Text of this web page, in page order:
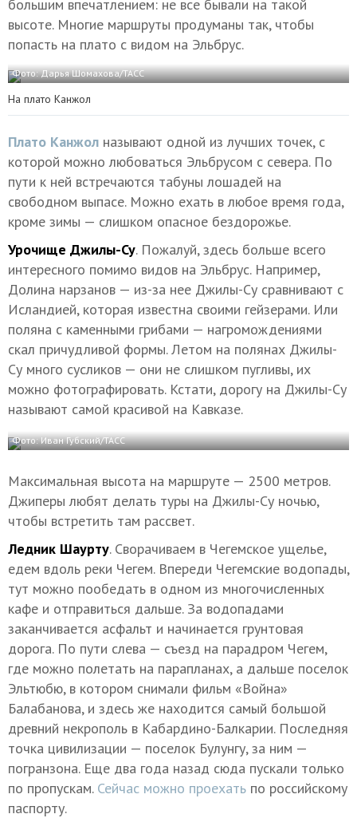
большим впечатлением: не все бывали на такой
высоте. Многие маршруты продуманы так, чтобы
попасть на плато с видом на Эльбрус.
Фото: Дарья Шомахова/ТАСС
На плато Канжол
Плато Канжол называют одной из лучших точек, с
которой можно любоваться Эльбрусом с севера. По
пути к ней встречаются табуны лошадей на
свободном выпасе. Можно ехать в любое время года,
кроме зимы — слишком опасное бездорожье.
Урочище Джилы-Су. Пожалуй, здесь больше всего
интересного помимо видов на Эльбрус. Например,
Долина нарзанов — из-за нее Джилы-Су сравнивают с
Исландией, которая известна своими гейзерами. Или
поляна с каменными грибами — нагромождениями
скал причудливой формы. Летом на полянах Джилы-
Су много сусликов — они не слишком пугливы, их
можно фотографировать. Кстати, дорогу на Джилы-Су
называют самой красивой на Кавказе.
Фото: Иван Губский/ТАСС
Максимальная высота на маршруте — 2500 метров.
Джиперы любят делать туры на Джилы-Су ночью,
чтобы встретить там рассвет.
Ледник Шаурту. Сворачиваем в Чегемское ущелье,
едем вдоль реки Чегем. Впереди Чегемские водопады,
тут можно пообедать в одном из многочисленных
кафе и отправиться дальше. За водопадами
заканчивается асфальт и начинается грунтовая
дорога. По пути слева — съезд на парадром Чегем,
где можно полетать на парапланах, а дальше поселок
Эльтюбю, в котором снимали фильм «Война»
Балабанова, и здесь же находится самый большой
древний некрополь в Кабардино-Балкарии. Последняя
точка цивилизации — поселок Булунгу, за ним —
погранзона. Еще два года назад сюда пускали только
по пропускам. Сейчас можно проехать по российскому
паспорту.